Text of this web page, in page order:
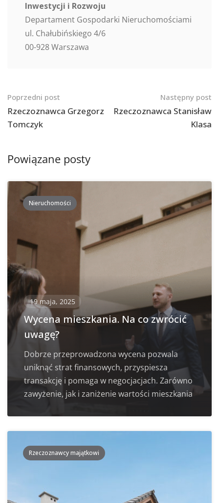
Inwestycji i Rozwoju
Departament Gospodarki Nieruchomościami
ul. Chałubińskiego 4/6
00-928 Warszawa
Nawigacja
po
postach
Poprzedni post
Rzeczoznawca Grzegorz
Tomczyk
Następny post
Rzeczoznawca Stanisław
Klasa
Powiązane posty
Nieruchomości
19 maja, 2025
Wycena mieszkania. Na co zwrócić
uwagę?
Dobrze przeprowadzona wycena pozwala
uniknąć strat finansowych, przyspiesza
transakcję i pomaga w negocjacjach. Zarówno
zawyżenie, jak i zaniżenie wartości mieszkania
Rzeczoznawcy majątkowi